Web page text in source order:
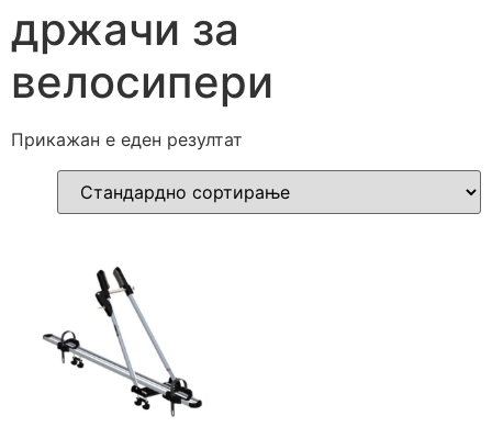
држачи за
велосипери
Прикажан е еден резултат